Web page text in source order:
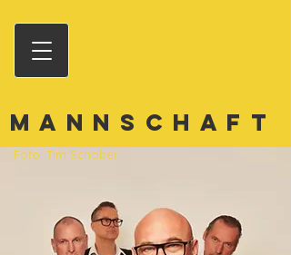
MANNSCHAFT
Foto: Tim Schober